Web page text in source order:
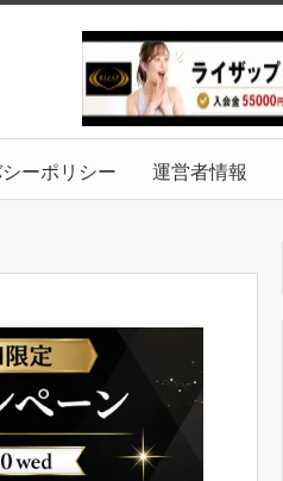
ーポリシー 運営者情報